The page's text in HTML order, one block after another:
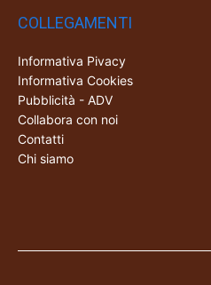
COLLEGAMENTI
Informativa Pivacy
Informativa Cookies
Pubblicità - ADV
Collabora con noi
Contatti
Chi siamo